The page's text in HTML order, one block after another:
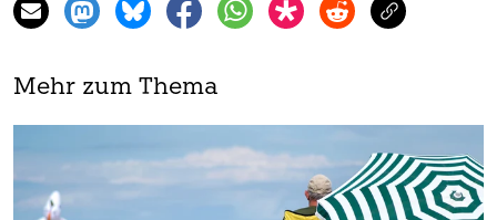
Mehr zum Thema